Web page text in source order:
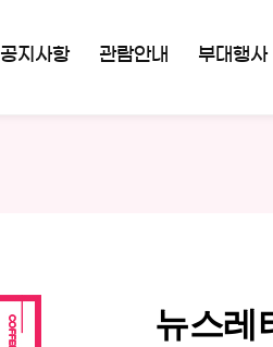
공지사항 관람안내 부대행사
뉴스레